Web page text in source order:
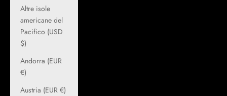
Altre isole
americane del
Pacifico (USD
$)
Andorra (EUR
€)
Austria (EUR €)